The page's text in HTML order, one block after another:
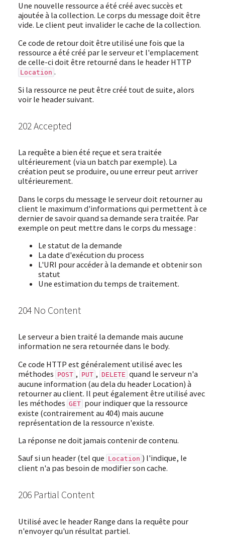
Une nouvelle ressource a été créé avec succès et
ajoutée à la collection. Le corps du message doit être
vide. Le client peut invalider le cache de la collection.
Ce code de retour doit être utilisé une fois que la
ressource a été créé par le serveur et l'emplacement
de celle-ci doit être retourné dans le header HTTP
Location .
Si la ressource ne peut être créé tout de suite, alors
voir le header suivant.
202 Accepted
La requête a bien été reçue et sera traitée
ultérieurement (via un batch par exemple). La
création peut se produire, ou une erreur peut arriver
ultérieurement.
Dans le corps du message le serveur doit retourner au
client le maximum d'informations qui permettent à ce
dernier de savoir quand sa demande sera traitée. Par
exemple on peut mettre dans le corps du message :
Le statut de la demande
La date d'exécution du process
L'URI pour accéder à la demande et obtenir son
statut
Une estimation du temps de traitement.
204 No Content
Le serveur a bien traité la demande mais aucune
information ne sera retournée dans le body.
Ce code HTTP est généralement utilisé avec les
méthodes POST , PUT , DELETE quand le serveur n'a
aucune information (au dela du header Location) à
retourner au client. Il peut également être utilisé avec
les méthodes GET pour indiquer que la ressource
existe (contrairement au 404) mais aucune
représentation de la ressource n'existe.
La réponse ne doit jamais contenir de contenu.
Sauf si un header (tel que Location ) l'indique, le
client n'a pas besoin de modifier son cache.
206 Partial Content
Utilisé avec le header Range dans la requête pour
n'envoyer qu'un résultat partiel.